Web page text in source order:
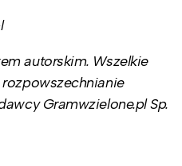
autorskim. Wszelkie
Gramwzielone.pl Sp.